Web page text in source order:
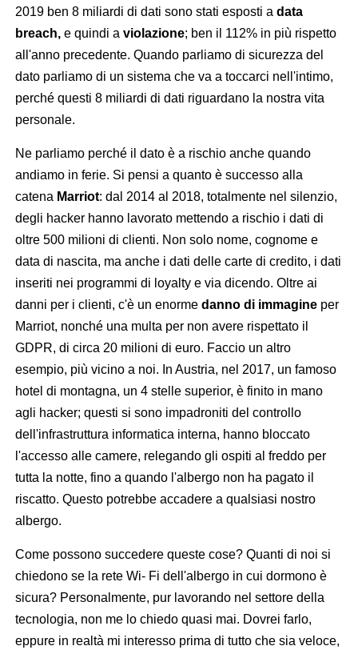
2019 ben 8 miliardi di dati sono stati esposti a data
breach, e quindi a violazione; ben il 112% in più rispetto
all'anno precedente. Quando parliamo di sicurezza del
dato parliamo di un sistema che va a toccarci nell'intimo,
perché questi 8 miliardi di dati riguardano la nostra vita
personale.
Ne parliamo perché il dato è a rischio anche quando
andiamo in ferie. Si pensi a quanto è successo alla
catena Marriot: dal 2014 al 2018, totalmente nel silenzio,
degli hacker hanno lavorato mettendo a rischio i dati di
oltre 500 milioni di clienti. Non solo nome, cognome e
data di nascita, ma anche i dati delle carte di credito, i dati
inseriti nei programmi di loyalty e via dicendo. Oltre ai
danni per i clienti, c'è un enorme danno di immagineper
Marriot, nonché una multa per non avere rispettato il
GDPR, di circa 20 milioni di euro. Faccio un altro
esempio, più vicino a noi. In Austria, nel 2017, un famoso
hotel di montagna, un 4 stelle superior, è finito in mano
agli hacker; questi si sono impadroniti del controllo
dell'infrastruttura informatica interna, hanno bloccato
l'accesso alle camere, relegando gli ospiti al freddo per
tutta la notte, fino a quando l'albergo non ha pagato il
riscatto. Questo potrebbe accadere a qualsiasi nostro
albergo.
Come possono succedere queste cose? Quanti di noi si
chiedono se la rete Wi- Fi dell'albergo in cui dormono è
sicura? Personalmente, pur lavorando nel settore della
tecnologia, non me lo chiedo quasi mai. Dovrei farlo,
eppure in realtà mi interesso prima di tutto che sia veloce,